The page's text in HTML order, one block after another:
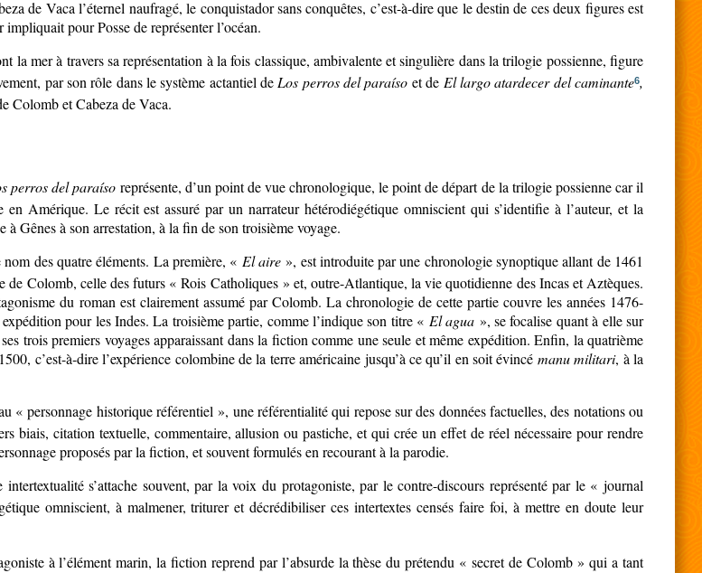
de Vaca l’éternel naufragé, le conquistador sans conquêtes, c’est-à-dire que le destin de ces deux figures est
pour Posse de représenter l’océan.
la mer à travers sa représentation à la fois classique, ambivalente et singulière dans la trilogie possienne, figure
par son rôle dans le système actantiel de Los perros del paraíso et de El largo atardecer del caminante6,
Colomb et Cabeza de Vaca.
perros del paraíso représente, d’un point de vue chronologique, le point de départ de la trilogie possienne car il
Amérique. Le récit est assuré par un narrateur hétérodiégétique omniscient qui s’identifie à l’auteur, et la
Gênes à son arrestation, à la fin de son troisième voyage.
des quatre éléments. La première, « El aire», est introduite par une chronologie synoptique allant de 1461
de Colomb, celle des futurs « Rois Catholiques » et, outre-Atlantique, la vie quotidienne des Incas et Aztèques.
du roman est clairement assumé par Colomb. La chronologie de cette partie couvre les années 1476-
pour les Indes. La troisième partie, comme l’indique son titre « El agua », se focalise quant à elle sur
trois premiers voyages apparaissant dans la fiction comme une seule et même expédition. Enfin, la quatrième
c’est-à-dire l’expérience colombine de la terre américaine jusqu’à ce qu’il en soit évincé manu militari, à la
« personnage historique référentiel », une référentialité qui repose sur des données factuelles, des notations ou
biais, citation textuelle, commentaire, allusion ou pastiche, et qui crée un effet de réel nécessaire pour rendre
proposés par la fiction, et souvent formulés en recourant à la parodie.
s’attache souvent, par la voix du protagoniste, par le contre-discours représenté par le « journal
omniscient, à malmener, triturer et décrédibiliser ces intertextes censés faire foi, à mettre en doute leur
à l’élément marin, la fiction reprend par l’absurde la thèse du prétendu « secret de Colomb » qui a tant